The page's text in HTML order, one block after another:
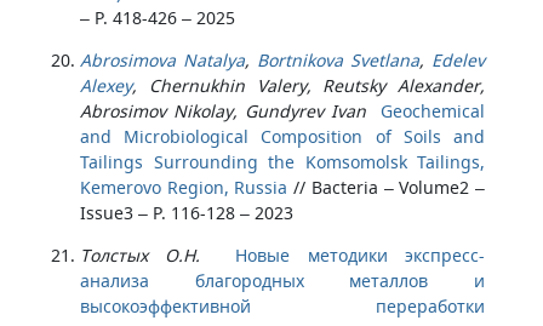
– P. 418-426 – 2025
Abrosimova Natalya, Bortnikova Svetlana, Edelev
Alexey, Chernukhin Valery, Reutsky Alexander,
Abrosimov Nikolay, Gundyrev Ivan
Geochemical
and Microbiological Composition of Soils and
Tailings Surrounding the Komsomolsk Tailings,
Kemerovo Region, Russia // Bacteria – Volume2 –
Issue3 – P. 116-128 – 2023
Толстых О.Н.
Новые методики экспресс-
анализа благородных металлов и
высокоэффективной переработки